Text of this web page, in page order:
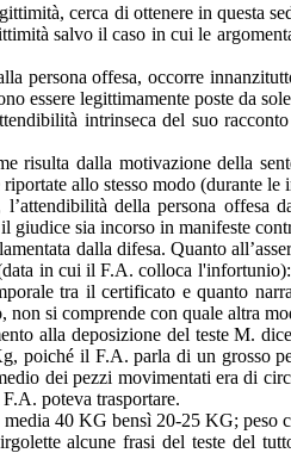
cerca di ottenere in questa
salvo il caso in cui le
offesa, occorre
essere legittimamente poste da
intrinseca del suo
risulta dalla motivazione della
allo stesso modo (durante le
della persona
sia incorso in manifeste
dalla difesa. Quanto
in cui il F.A. colloca
tra il certificato e quanto
si comprende con quale altra
alla deposizione del teste M.
poiché il F.A. parla di un grosso
dei pezzi movimentati era di
poteva trasportare.
40 KG bensì 20-25 KG;
alcune frasi del teste del